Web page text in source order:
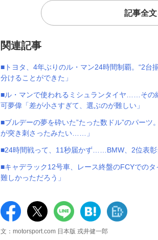
記事全
関連記事
■トヨタ、4年ぶりのル・マン24時間制覇。“2台
分けることができた」
■ル・マンで使われるミシュランタイヤ……そ
可夢偉「差が小さすぎて、選ぶのが難しい」
■ブルデーの夢を砕いた”たった数ドル”のパー
が突き刺さったみたい……」
■24時間戦って、11秒届かず……BMW、2位表彰
■キャデラック12号車、レース終盤のFCYでの
難しかっただろう」
文：motorsport.com 日本版 戎井健一郎